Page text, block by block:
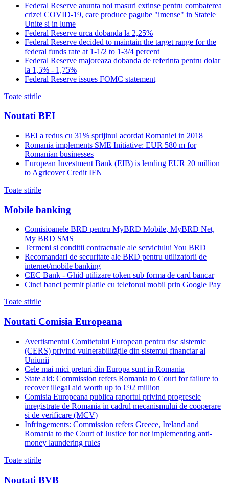
Federal Reserve anunta noi masuri extinse pentru combaterea
crizei COVID-19, care produce pagube "imense" in Statele
Unite si in lume
Federal Reserve urca dobanda la 2,25%
Federal Reserve decided to maintain the target range for the
federal funds rate at 1-1/2 to 1-3/4 percent
Federal Reserve majoreaza dobanda de referinta pentru dolar
la 1,5% - 1,75%
Federal Reserve issues FOMC statement
Toate stirile
Noutati BEI
BEI a redus cu 31% sprijinul acordat Romaniei in 2018
Romania implements SME Initiative: EUR 580 m for
Romanian businesses
European Investment Bank (EIB) is lending EUR 20 million
to Agricover Credit IFN
Toate stirile
Mobile banking
Comisioanele BRD pentru MyBRD Mobile, MyBRD Net,
My BRD SMS
Termeni si conditii contractuale ale serviciului You BRD
Recomandari de securitate ale BRD pentru utilizatorii de
internet/mobile banking
CEC Bank - Ghid utilizare token sub forma de card bancar
Cinci banci permit platile cu telefonul mobil prin Google Pay
Toate stirile
Noutati Comisia Europeana
Avertismentul Comitetului European pentru risc sistemic
(CERS) privind vulnerabilitățile din sistemul financiar al
Uniunii
Cele mai mici preturi din Europa sunt in Romania
State aid: Commission refers Romania to Court for failure to
recover illegal aid worth up to €92 million
Comisia Europeana publica raportul privind progresele
inregistrate de Romania in cadrul mecanismului de cooperare
si de verificare (MCV)
Infringements: Commission refers Greece, Ireland and
Romania to the Court of Justice for not implementing anti-
money laundering rules
Toate stirile
Noutati BVB